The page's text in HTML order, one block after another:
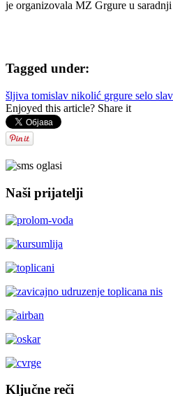
je organizovala MZ Grgure u
Tagged under:
šljiva tomislav nikolić grgure selo
Enjoyed this article? Share it
Naši prijatelji
Ključne reči